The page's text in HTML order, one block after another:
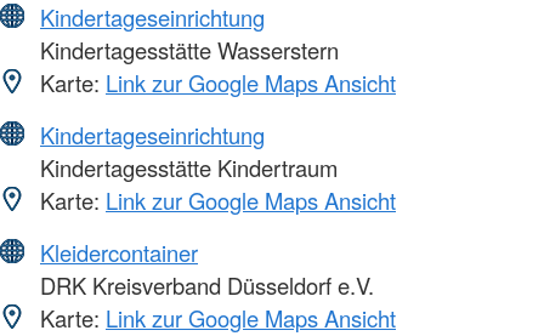
Kindertageseinrichtung
Kindertagesstätte Wasserstern
Karte: Link zur Google Maps Ansicht
Kindertageseinrichtung
Kindertagesstätte Kindertraum
Karte: Link zur Google Maps Ansicht
Kleidercontainer
DRK Kreisverband Düsseldorf e.V.
Karte: Link zur Google Maps Ansicht